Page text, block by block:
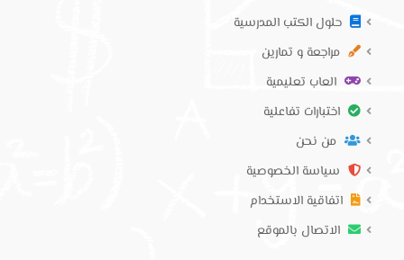
حلول الكتب المدرسية
مراجعة و تمارين
العاب تعليمية
اختبارات تفاعلية
من نحن
سياسة الخصوصية
اتفاقية الاستخدام
الاتصال بالموقع